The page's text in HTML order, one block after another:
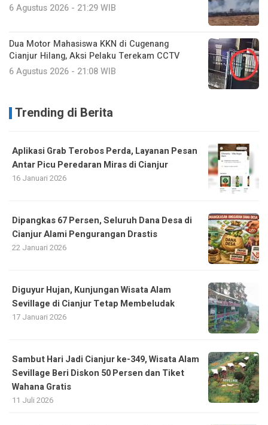
6 Agustus 2026 - 21:29 WIB
Dua Motor Mahasiswa KKN di Cugenang
Cianjur Hilang, Aksi Pelaku Terekam CCTV
6 Agustus 2026 - 21:08 WIB
Trending di Berita
Aplikasi Grab Terobos Perda, Layanan Pesan
Antar Picu Peredaran Miras di Cianjur
16 Januari 2026
Dipangkas 67 Persen, Seluruh Dana Desa di
Cianjur Alami Pengurangan Drastis
22 Januari 2026
Diguyur Hujan, Kunjungan Wisata Alam
Sevillage di Cianjur Tetap Membeludak
17 Januari 2026
Sambut Hari Jadi Cianjur ke-349, Wisata Alam
Sevillage Beri Diskon 50 Persen dan Tiket
Wahana Gratis
11 Juli 2026